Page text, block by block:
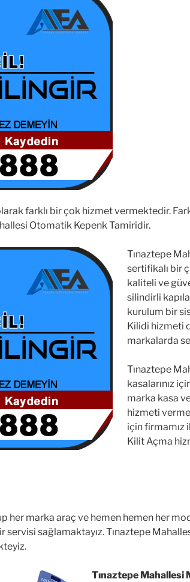
farklı bir çok hizmet vermektedir.
Otomatik Kepenk Tamiridir.
Tınaztepe
sertifikalı bir
kaliteli ve
silindirli
kurulum bir
Kilidi hizmeti
markalarda
Tınaztepe
kasalarınız
marka kasa
hizmeti
için firmamız
Kilit Açma
her marka araç ve hemen hemen her
sağlamaktayız. Tınaztepe
Tınaztepe